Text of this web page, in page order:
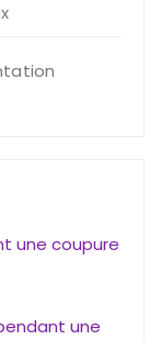
une coupure
une